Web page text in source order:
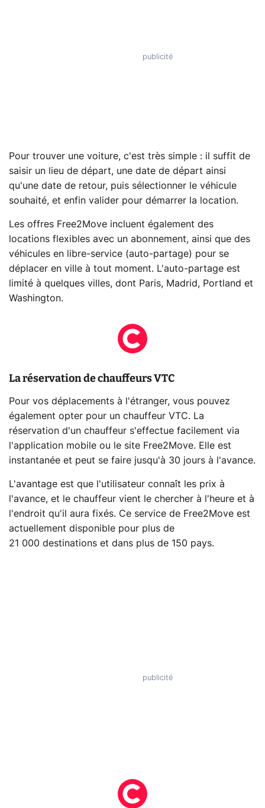
Pour trouver une voiture, c'est très simple : il suffit de
saisir un lieu de départ, une date de départ ainsi
qu'une date de retour, puis sélectionner le véhicule
souhaité, et enfin valider pour démarrer la location.
Les offres Free2Move incluent également des
locations flexibles avec un abonnement, ainsi que des
véhicules en libre-service (auto-partage) pour se
déplacer en ville à tout moment. L'auto-partage est
limité à quelques villes, dont Paris, Madrid, Portland et
Washington.
La réservation de chauffeurs VTC
Pour vos déplacements à l'étranger, vous pouvez
également opter pour un chauffeur VTC. La
réservation d'un chauffeur s'effectue facilement via
l'application mobile ou le site Free2Move. Elle est
instantanée et peut se faire jusqu'à 30 jours à l'avance.
L'avantage est que l'utilisateur connaît les prix à
l'avance, et le chauffeur vient le chercher à l'heure et à
l'endroit qu'il aura fixés. Ce service de Free2Move est
actuellement disponible pour plus de
21 000 destinations et dans plus de 150 pays.